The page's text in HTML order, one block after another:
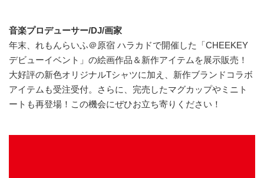
音楽プロデューサー/DJ/画家
年末、れもんらいふ＠原宿 ハラカドで開催した「CHEEKEY
デビューイベント」の絵画作品＆新作アイテムを展示販売！
大好評の新色オリジナルTシャツに加え、新作ブランドコラボ
アイテムも受注受付。さらに、完売したマグカップやミニト
ートも再登場！この機会にぜひお立ち寄りください！